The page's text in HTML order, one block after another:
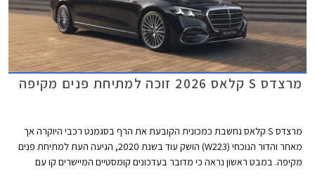
מרצדס S קלאס 2026 זוכה למתיחת פנים מקיפה
מרצדס S קלאס נחשבת כמכונית הקובעת את הרף בסגמנט רכבי היוקרה אך
מאחר והדור הנוכחי (W223) הושק עוד בשנת 2020, הגיעה העת למתיחת פנים
מקיפה. במבט ראשון נראה כי מדובר בעדכונים קומסטיים המיישרים קו עם